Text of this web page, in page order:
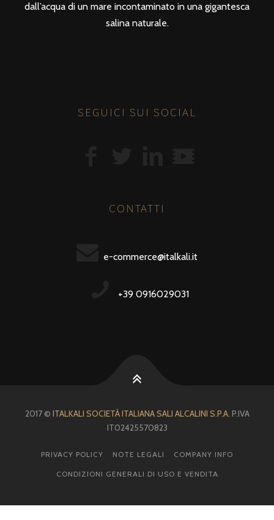
dall’acqua di un mare incontaminato in una gigantesca
salina naturale.
SEGUICI SUI SOCIAL
CONTATTI
e-commerce@italkali.it
+39 0916029031
2017 © ITALKALI SOCIETÀ ITALIANA SALI ALCALINI S.P.A. P.IVA
IT02425570823
PRIVACY POLICY NOTE LEGALI COMPANY INFO
CONDIZIONI GENERALI DI USO E VENDITA